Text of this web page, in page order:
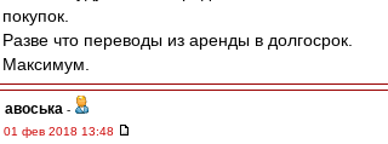
покупок.
Разве что переводы из аренды в долгосрок.
Максимум.
авоська -
01 фев 2018 13:48